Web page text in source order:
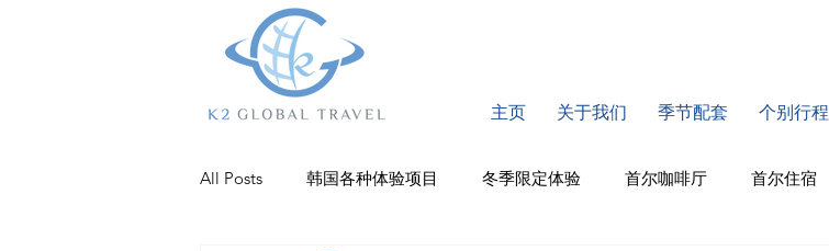
主页 关于我们 季节配套 个别行程
All Posts 韩国各种体验项目 冬季限定体验 首尔咖啡厅 首尔住宿